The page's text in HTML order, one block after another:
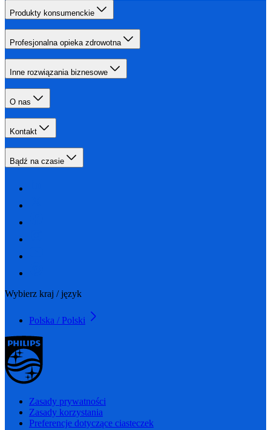
Produkty konsumenckie
Profesjonalna opieka zdrowotna
Inne rozwiązania biznesowe
O nas
Kontakt
Bądź na czasie
Wybierz kraj / język
Polska / Polski
Zasady prywatności
Zasady korzystania
Preferencje dotyczące ciasteczek